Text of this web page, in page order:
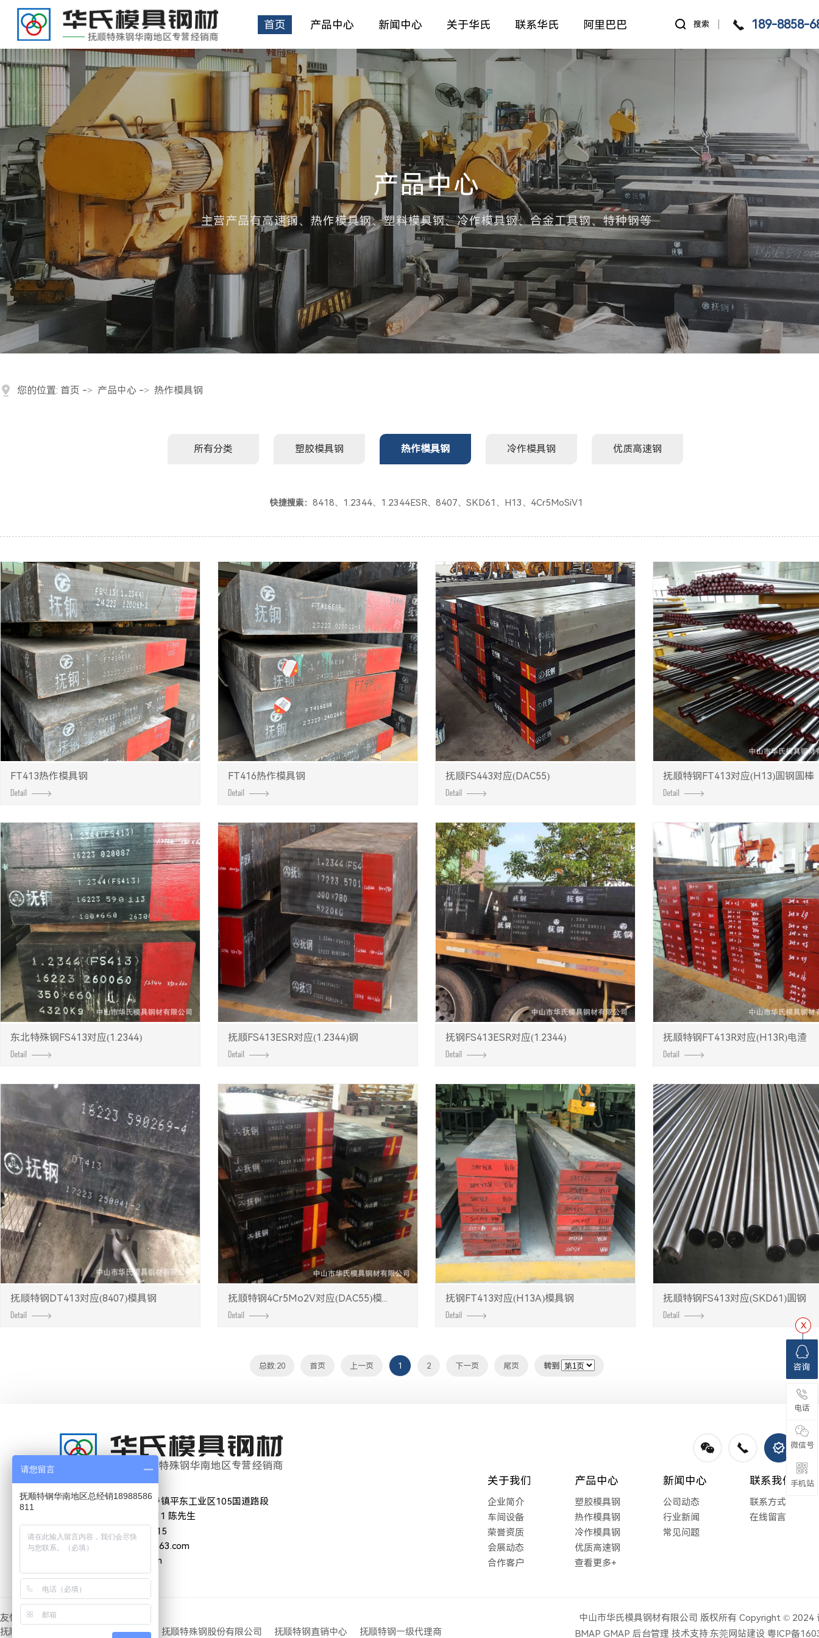
首页 产品中心 新闻中心 关于华氏 联系华氏 阿里巴巴 搜索 189-8858-
产品中心
主营产品有高速钢、热作模具钢、塑料模具钢、冷作模具钢、合金工具钢、特种钢等
您的位置: 首页 -> 产品中心 -> 热作模具钢
所有分类 塑胶模具钢 热作模具钢 冷作模具钢 优质高速钢
快捷搜索： 8418、 1.2344、 1.2344ESR、 8407、 SKD61 、 H13、 4Cr5MoSiV1
FT413热作模具钢 FT416热作模具钢 抚顺FS443对应(DAC55) 抚顺特钢FT413对应(H13)圆钢圆棒
东北特殊钢FS413对应(1.2344) 抚顺FS413ESR对应(1.2344)钢 抚钢FS413ESR对应(1.2344) 抚顺特钢FT413R对应(H13R)电渣
抚顺特钢DT413对应(8407)模具钢 抚顺特钢4Cr5Mo2V对应(DAC55)模... 抚钢FT413对应(H13A)模具钢 抚顺特钢FS413对应(SKD61)圆钢
总数:20 首页 上一页 1 2 下一页 尾页 转到
地 址
广东省中山三乡镇平东工业区105国道路段
189-8858-6811 陈先生
电 话
0760-85888815
邮 箱
huashi5588@163.com
www.hs-ss.com
关于我们
企业简介
车间设备
荣誉资质
会展动态
合作客户
产品中心
塑胶模具钢
热作模具钢
冷作模具钢
优质高速钢
查看更多+
新闻中心
公司动态
行业新闻
常见问题
联系我们
联系方式
在线留言
友情链接：
抚顺特钢代理商
抚顺特钢营销平台 抚顺特殊钢股份有限公司 抚顺特钢直销中心 抚顺特钢一级代理商
中山市华氏模具钢材有限公司 版权所有 Copyright © 2024
BMAP GMAP 后台管理 技术支持:东莞网站建设 粤ICP备
咨询
电话
微信号
手机站
请您留言
抚顺特钢华南地区总经销18988586
811